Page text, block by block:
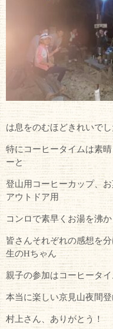
は息をのむほどきれいでし
特にコーヒータイムは素
ーと
登山用コーヒーカップ、
アウトドア用
コンロで素早くお湯を沸
皆さんそれぞれの感想を
生のHちゃん
親子の参加はコーヒータ
本当に楽しい京見山夜間登
村上さん、ありがとう！